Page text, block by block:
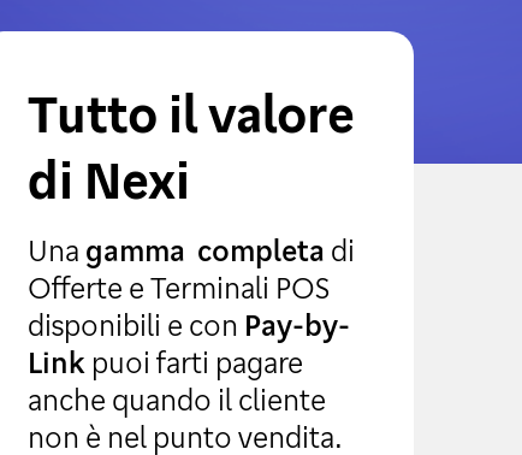
Tutto il valore
di Nexi
Una gamma completa di
Offerte e Terminali POS
disponibili e con Pay-by-
Link puoi farti pagare
anche quando il cliente
non è nel punto vendita.